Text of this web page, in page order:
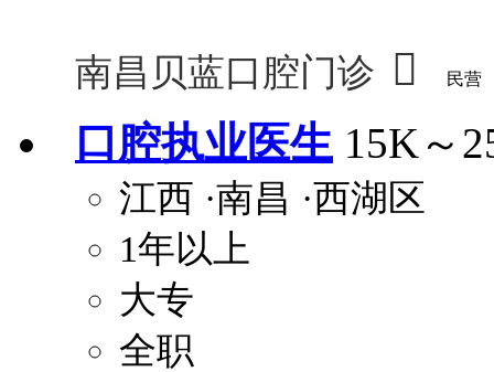
南昌贝蓝口腔门诊  民营
口腔执业医生 15K～
江西 ·南昌 ·西湖区
1年以上
大专
全职